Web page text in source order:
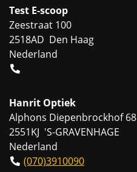
Test E-scoop
Zeestraat 100
2518AD Den Haag
Nederland
Hanrit Optiek
Alphons Diepenbrockhof 68
2551KJ 'S-GRAVENHAGE
Nederland
(070)3910090